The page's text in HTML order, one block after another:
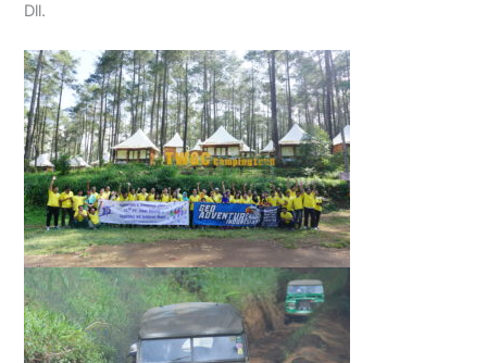
Dll.